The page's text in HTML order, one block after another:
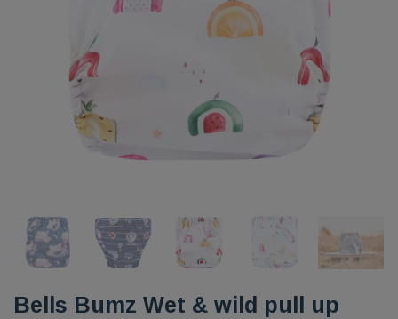
Bells Bumz Wet & wild pull up